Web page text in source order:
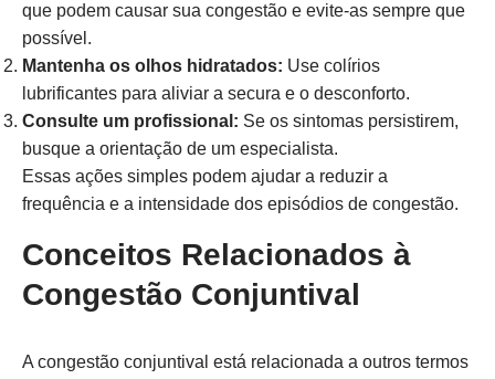
que podem causar sua congestão e evite-as sempre que
possível.
Mantenha os olhos hidratados: Use colírios
lubrificantes para aliviar a secura e o desconforto.
Consulte um profissional: Se os sintomas persistirem,
busque a orientação de um especialista.
Essas ações simples podem ajudar a reduzir a
frequência e a intensidade dos episódios de congestão.
Conceitos Relacionados à
Congestão Conjuntival
A congestão conjuntival está relacionada a outros termos